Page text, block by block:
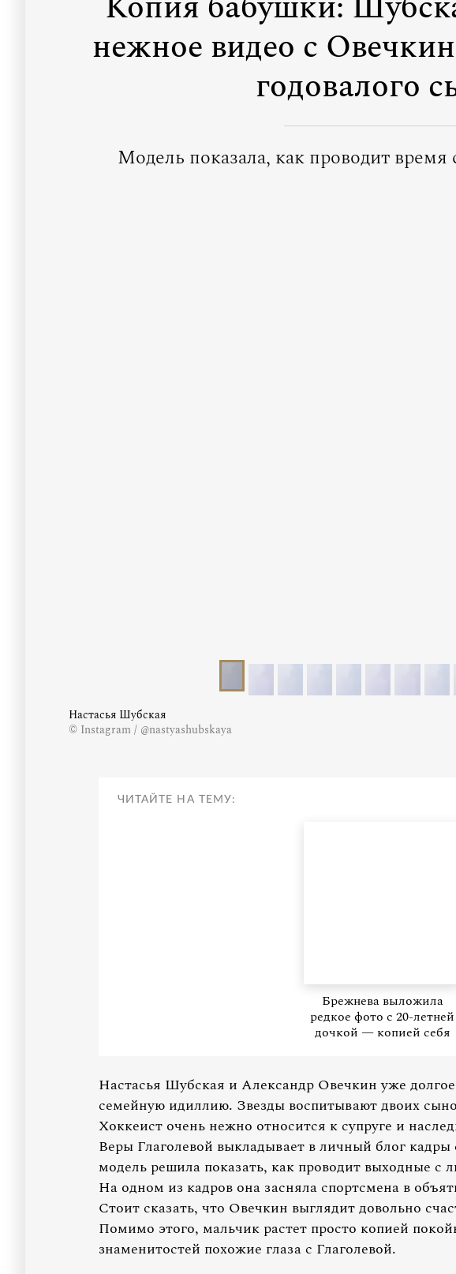
нежное видео с
годовалого
Модель показала, как проводит
Настасья Шубская
© Instagram / @nastyashubskaya
ЧИТАЙТЕ НА ТЕМУ:
Брежнева выложила
редкое фото с 20-летней
дочкой — копией себя
Настасья Шубская и Александр Овечкин уже
семейную идиллию. Звезды воспитывают двоих
Хоккеист очень нежно относится к супруге и
Веры Глаголевой выкладывает в личный блог
модель решила показать, как проводит выходные
На одном из кадров она засняла спортсмена в
Стоит сказать, что Овечкин выглядит довольно
Помимо этого, мальчик растет просто копией
знаменитостей похожие глаза с Глаголевой.